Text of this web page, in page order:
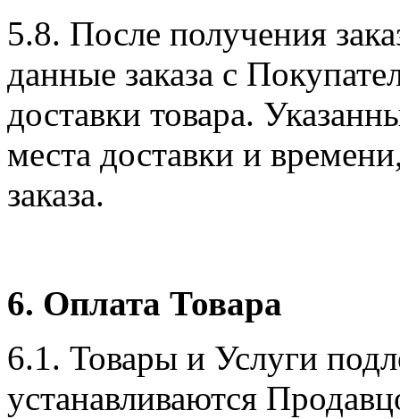
5.8. После получения
данные заказа с
доставки товара.
места доставки и
заказа.
6. Оплата Товара
6.1. Товары и Услуги
устанавливаются